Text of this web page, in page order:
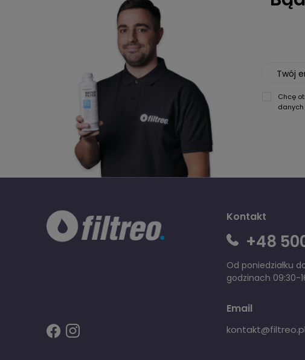
Twój
Chcę
Kontakt
+48
Od poniedziałku
godzinach 09:30-
Email
kontakt@filtreo.pl